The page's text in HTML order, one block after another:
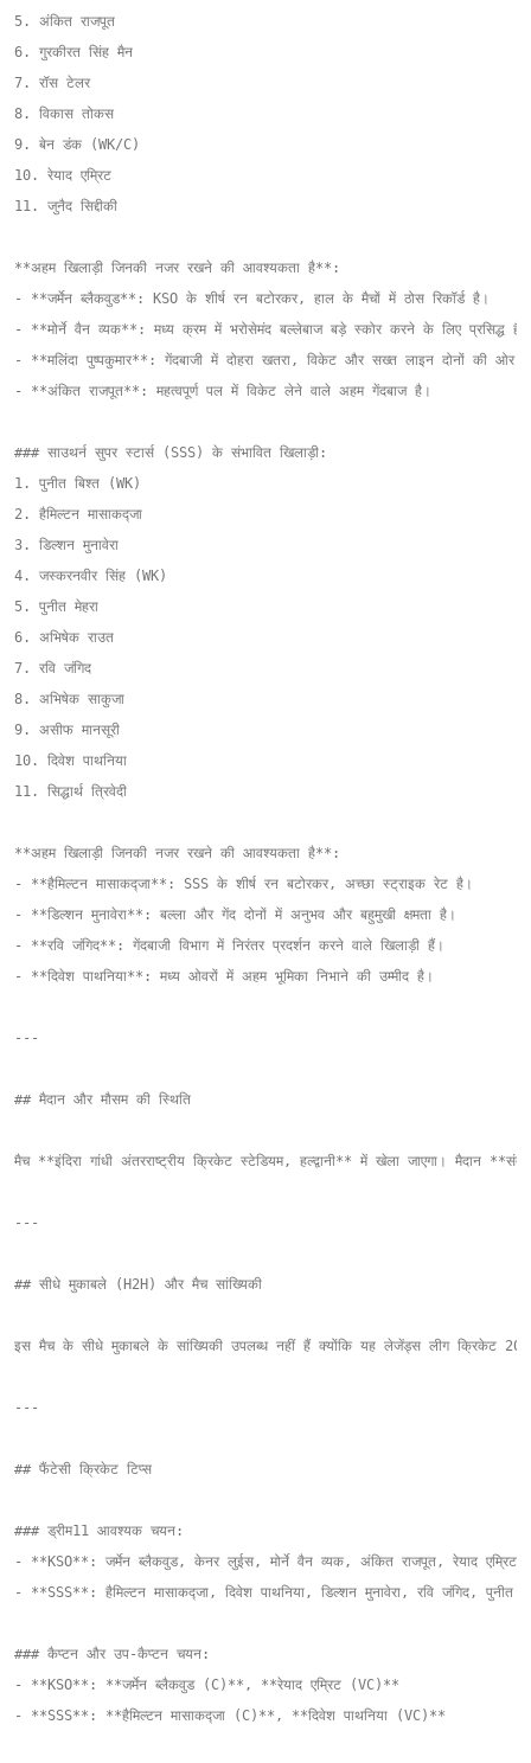
5. अंकित राजपूत
6. गुरकीरत सिंह मैन
7. रॉस टेलर
8. विकास तोकस
9. बेन डंक (WK/C)
10. रेयाद एम्रिट
11. जुनैद सिद्दीकी
**अहम खिलाड़ी जिनकी नजर रखने की आवश्यकता है**:
- **जर्मेन ब्लैकवुड**: KSO के शीर्ष रन बटोरकर, हाल के मैचों में ठोस रिकॉर्ड है।
- **मोर्ने वैन व्यक**: मध्य क्रम में भरोसेमंद बल्लेबाज बड़े स्कोर करने के लिए प्रसिद्ध है।
- **मलिंदा पुष्पकुमार**: गेंदबाजी में दोहरा खतरा, विकेट और सख्त लाइन दोनों की ओर
- **अंकित राजपूत**: महत्वपूर्ण पल में विकेट लेने वाले अहम गेंदबाज है।
### साउथर्न सुपर स्टार्स (SSS) के संभावित खिलाड़ी:
1. पुनीत बिश्त (WK)
2. हैमिल्टन मासाकद्जा
3. डिल्शन मुनावेरा
4. जस्करनवीर सिंह (WK)
5. पुनीत मेहरा
6. अभिषेक राउत
7. रवि जंगिद
8. अभिषेक साकुजा
9. असीफ मानसूरी
10. दिवेश पाथनिया
11. सिद्धार्थ त्रिवेदी
**अहम खिलाड़ी जिनकी नजर रखने की आवश्यकता है**:
- **हैमिल्टन मासाकद्जा**: SSS के शीर्ष रन बटोरकर, अच्छा स्ट्राइक रेट है।
- **डिल्शन मुनावेरा**: बल्ला और गेंद दोनों में अनुभव और बहुमुखी क्षमता है।
- **रवि जंगिद**: गेंदबाजी विभाग में निरंतर प्रदर्शन करने वाले खिलाड़ी हैं।
- **दिवेश पाथनिया**: मध्य ओवरों में अहम भूमिका निभाने की उम्मीद है।
---
## मैदान और मौसम की स्थिति
मैच **इंदिरा गांधी अंतरराष्ट्रीय क्रिकेट स्टेडियम, हल्द्वानी** में खेला जाएगा। मैदान
---
## सीधे मुकाबले (H2H) और मैच सांख्यिकी
इस मैच के सीधे मुकाबले के सांख्यिकी उपलब्ध नहीं हैं क्योंकि यह लेजेंड्स लीग क्रिकेट
---
## फैंटेसी क्रिकेट टिप्स
### ड्रीम11 आवश्यक चयन:
- **KSO**: जर्मेन ब्लैकवुड, केनर लुईस, मोर्ने वैन व्यक, अंकित राजपूत, रेयाद
- **SSS**: हैमिल्टन मासाकद्जा, दिवेश पाथनिया, डिल्शन मुनावेरा, रवि जंगिद, पुनीत
### कैप्टन और उप-कैप्टन चयन:
- **KSO**: **जर्मेन ब्लैकवुड (C)**, **रेयाद एम्रिट (VC)**
- **SSS**: **हैमिल्टन मासाकद्जा (C)**, **दिवेश पाथनिया (VC)**